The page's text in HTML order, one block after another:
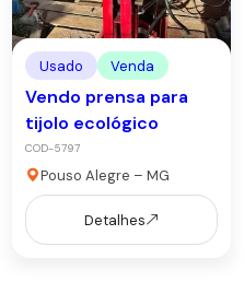
Usado Venda
Vendo prensa para
tijolo ecológico
COD-5797
Pouso Alegre – MG
Detalhes